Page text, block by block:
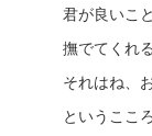
君が良いこ
撫でてくれ
それはね、
というここ